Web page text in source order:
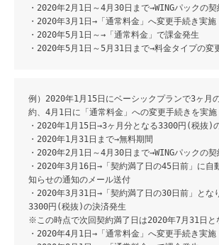
・2020年2月1日～4月30日まで→WINGパックの契
・2020年3月1日→「通常料金」へ変更手続き実施
・2020年5月1日～→「通常料金」で課金発生
・2020年5月1日～5月31日まで→料金タイプの変
例）2020年1月15日にベーシックプランで3ヶ月
約、4月1日に「通常料金」への変更手続きを実施
・2020年1月15日→3ヶ月分となる3300円(税抜)
・2020年1月31日まで→無料期間
・2020年2月1日～4月30日まで→WINGパックの契
・2020年3月16日→「契約満了日の45日前」に自
知らせの通知のメール送付
・2020年3月31日→「契約満了日の30日前」とな
3300円(税抜)の決済発生
※この時点で次回契約満了日は2020年7月31日と
・2020年4月1日→「通常料金」へ変更手続き実施